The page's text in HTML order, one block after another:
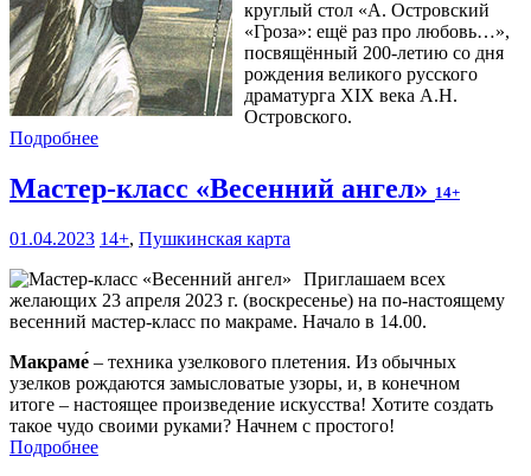
круглый стол «А. Островский
«Гроза»: ещё раз про любовь…»,
посвящённый 200-летию со дня
рождения великого русского
драматурга XIX века А.Н.
Островского.
Подробнее
Мастер-класс «Весенний ангел» 14+
01.04.2023 14+, Пушкинская карта
Приглашаем всех
желающих 23 апреля 2023 г. (воскресенье) на по-настоящему
весенний мастер-класс по макраме. Начало в 14.00.
Макраме́ – техника узелкового плетения. Из обычных
узелков рождаются замысловатые узоры, и, в конечном
итоге – настоящее произведение искусства! Хотите создать
такое чудо своими руками? Начнем с простого!
Подробнее